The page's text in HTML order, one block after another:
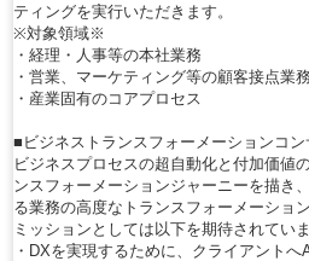
ティングを実行いただきます。
※対象領域※
・経理・人事等の本社業務
・営業、マーケティング等の顧客接点業
・産業固有のコアプロセス
■ビジネストランスフォーメーションコン
ビジネスプロセスの超自動化と付加価値
ンスフォーメーションジャーニーを描き
る業務の高度なトランスフォーメーショ
ミッションとしては以下を期待されていま
・DXを実現するために、クライアント